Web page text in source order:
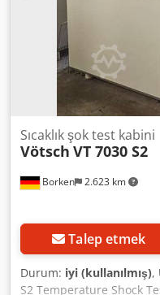
Borken 2.623 km
Sıcaklık şok test kabini
Vötsch VT 7030 S2
Talep etmek
Durum: iyi (kullanılmış),
S2 Temperature Shock